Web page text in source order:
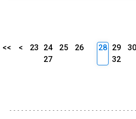
<< < 23 24 25
26
27
28 29 30
32